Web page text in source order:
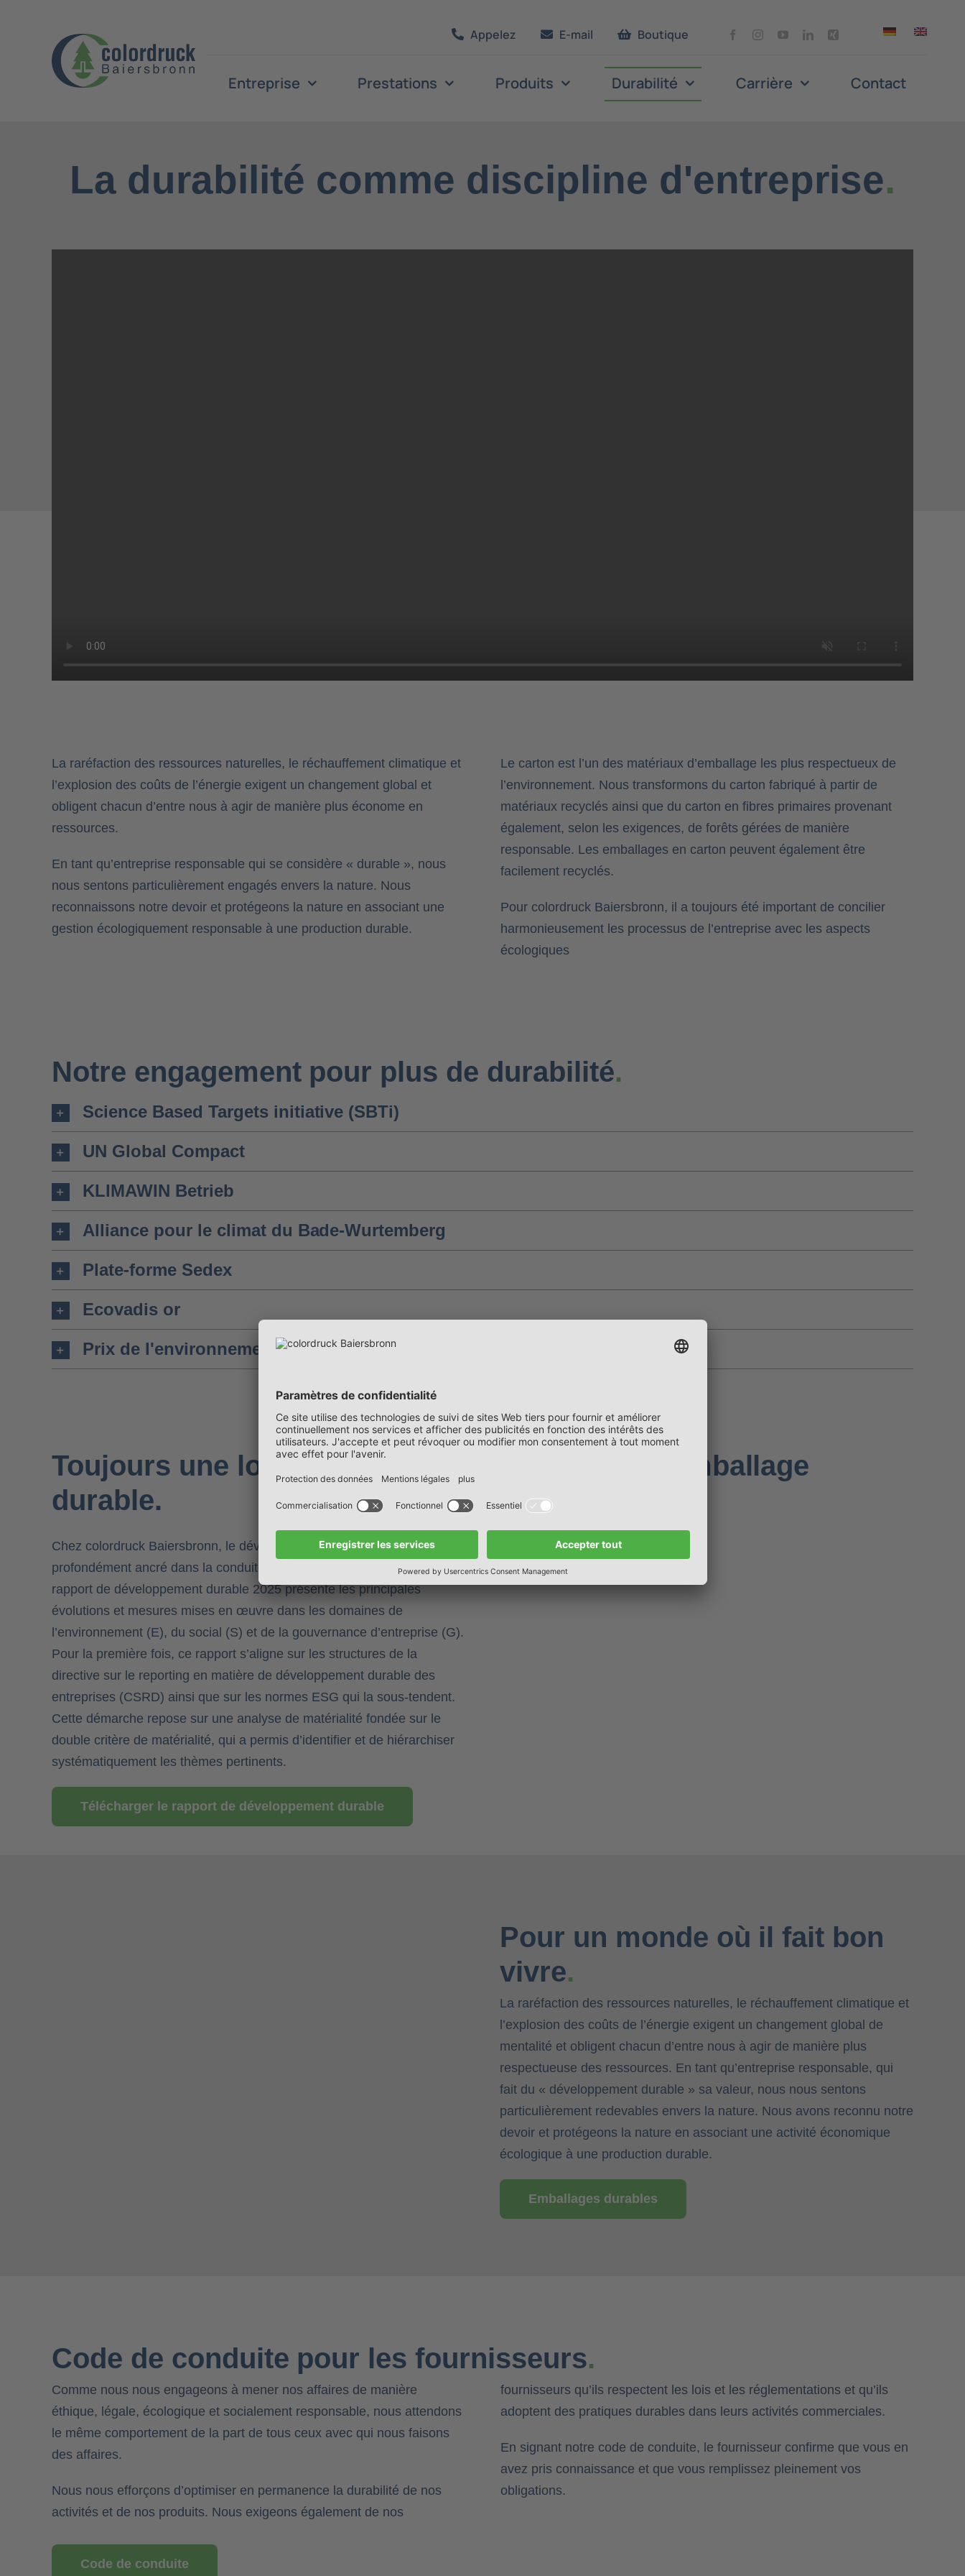
Appelez E-mail Boutique
Entreprise Prestations Produits Durabilité Carrière Contact
La durabilité comme discipline d'entreprise.
La raréfaction des ressources naturelles, le réchauffement climatique et
l’explosion des coûts de l’énergie exigent un changement global et
obligent chacun d’entre nous à agir de manière plus économe en
ressources.
En tant qu’entreprise responsable qui se considère « durable », nous
nous sentons particulièrement engagés envers la nature. Nous
reconnaissons notre devoir et protégeons la nature en associant une
gestion écologiquement responsable à une production durable.
Le carton est l’un des matériaux d’emballage les plus respectueux de
l’environnement. Nous transformons du carton fabriqué à partir de
matériaux recyclés ainsi que du carton en fibres primaires provenant
également, selon les exigences, de forêts gérées de manière
responsable. Les emballages en carton peuvent également être
facilement recyclés.
Pour colordruck Baiersbronn, il a toujours été important de concilier
harmonieusement les processus de l’entreprise avec les aspects
écologiques
Notre engagement pour plus de durabilité.
Science Based Targets initiative (SBTi)
UN Global Compact
KLIMAWIN Betrieb
Alliance pour le climat du Bade-Wurtemberg
Plate-forme Sedex
Ecovadis or
Prix de l'environnement du Bade-Wurtemberg
Toujours une longueur d’avance en matière d’emballage
durable.
Chez colordruck Baiersbronn, le développement durable est
profondément ancré dans la conduite des activités de l’entreprise. Le
rapport de développement durable 2025 présente les principales
évolutions et mesures mises en œuvre dans les domaines de
l’environnement (E), du social (S) et de la gouvernance d’entreprise (G).
Pour la première fois, ce rapport s’aligne sur les structures de la
directive sur le reporting en matière de développement durable des
entreprises (CSRD) ainsi que sur les normes ESG qui la sous-tendent.
Cette démarche repose sur une analyse de matérialité fondée sur le
double critère de matérialité, qui a permis d’identifier et de hiérarchiser
systématiquement les thèmes pertinents.
Télécharger le rapport de développement durable
Pour un monde où il fait bon
vivre.
La raréfaction des ressources naturelles, le réchauffement climatique et
l’explosion des coûts de l’énergie exigent un changement global de
mentalité et obligent chacun d’entre nous à agir de manière plus
respectueuse des ressources. En tant qu’entreprise responsable, qui
fait du « développement durable » sa valeur, nous nous sentons
particulièrement redevables envers la nature. Nous avons reconnu notre
devoir et protégeons la nature en associant une activité économique
écologique à une production durable.
Emballages durables
Code de conduite pour les fournisseurs.
Comme nous nous engageons à mener nos affaires de manière
éthique, légale, écologique et socialement responsable, nous attendons
le même comportement de la part de tous ceux avec qui nous faisons
des affaires.
Nous nous efforçons d’optimiser en permanence la durabilité de nos
activités et de nos produits. Nous exigeons également de nos
fournisseurs qu’ils respectent les lois et les réglementations et qu’ils
adoptent des pratiques durables dans leurs activités commerciales.
En signant notre code de conduite, le fournisseur confirme que vous en
avez pris connaissance et que vous remplissez pleinement vos
obligations.
Code de conduite